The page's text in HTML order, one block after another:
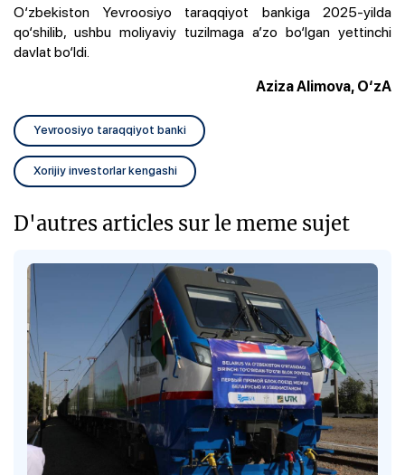
O‘zbekiston Yevroosiyo taraqqiyot bankiga 2025-yilda
qo‘shilib, ushbu moliyaviy tuzilmaga a’zo bo‘lgan yettinchi
davlat bo‘ldi.
Aziza Alimova, O‘zA
Yevroosiyo taraqqiyot banki
Xorijiy investorlar kengashi
D'autres articles sur le meme sujet